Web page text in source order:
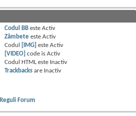
Codul BB esteActiv
Zâmbete esteActiv
Codul
[IMG] esteActiv
[VIDEO] code isActiv
Codul HTML este Inactiv
Trackbacks are Inactiv
Reguli Forum